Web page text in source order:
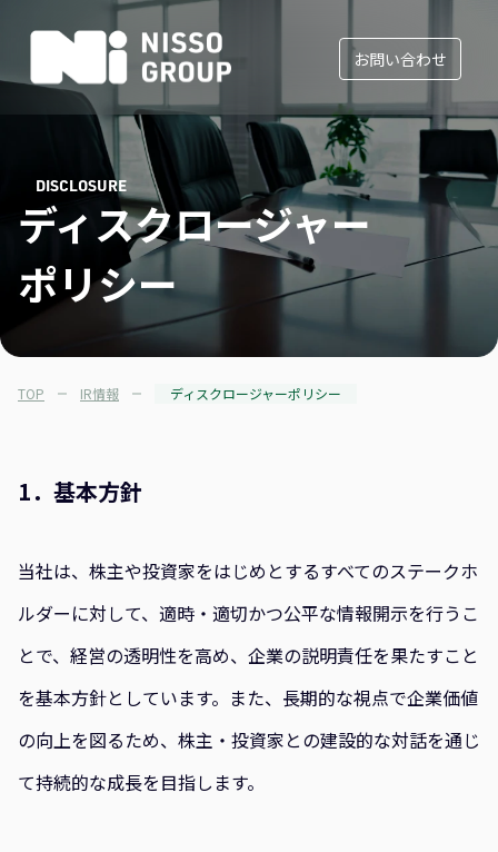
お問い合わせ
DISCLOSURE
ディスクロージャー
ポリシー
TOP IR情報 ディスクロージャーポリシー
1．基本方針
当社は、株主や投資家をはじめとするすべてのステークホ
ルダーに対して、適時・適切かつ公平な情報開示を行うこ
とで、経営の透明性を高め、企業の説明責任を果たすこと
を基本方針としています。また、長期的な視点で企業価値
の向上を図るため、株主・投資家との建設的な対話を通じ
て持続的な成長を目指します。